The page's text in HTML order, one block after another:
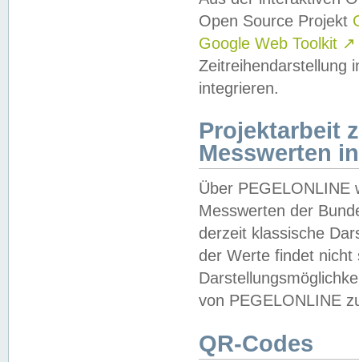
Open Source Projekt
Google Web Toolkit ↗
Zeitreihendarstellung
integrieren.
Projektarbeit
Messwerten
Über PEGELONLINE
Messwerten der
derzeit klassische
der Werte findet
von PEGELONLINE
QR-Codes